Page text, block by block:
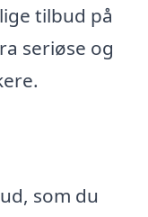
tilbud på
seriøse og
som du